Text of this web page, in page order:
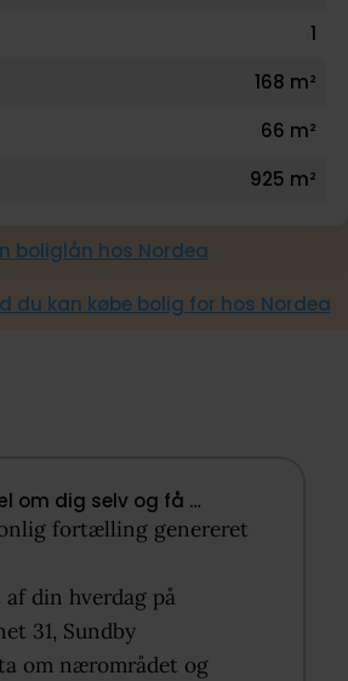
1
168 m²
66 m²
925 m²
boliglån hos Nordea
du kan købe bolig for hos Nordea
om dig selv og få …​
fortælling genereret
din hverdag på
31, Sundby​
om nærområdet og